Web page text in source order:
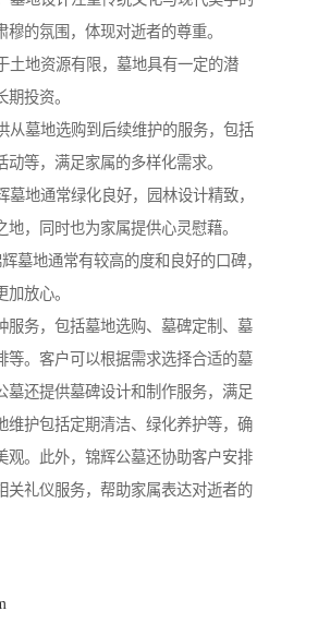
穆的氛围，体现对逝者的尊重。
土地资源有限，墓地具有一定的潜
投资。
从墓地选购到后续维护的服务，包括
动等，满足家属的多样化需求。
墓地通常绿化良好，园林设计精致，
地，同时也为家属提供心灵慰藉。
墓地通常有较高的度和良好的口碑，
放心。
服务，包括墓地选购、墓碑定制、墓
等。客户可以根据需求选择合适的墓
墓还提供墓碑设计和制作服务，满足
维护包括定期清洁、绿化养护等，确
观。此外，锦辉公墓还协助客户安排
关礼仪服务，帮助家属表达对逝者的